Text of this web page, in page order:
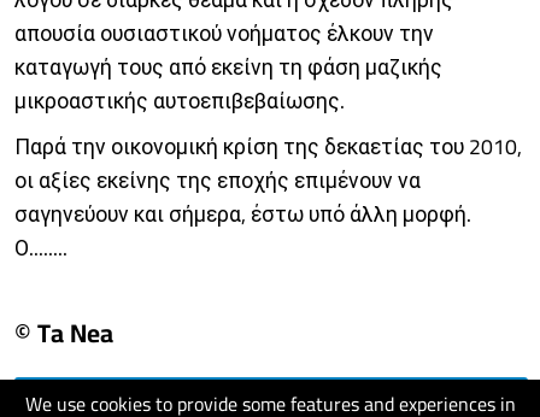
We use cookies to provide some features and experiences in
απουσία ουσιαστικού νοήματος έλκουν την
καταγωγή τους από εκείνη τη φάση μαζικής
μικροαστικής αυτοεπιβεβαίωσης.
Παρά την οικονομική κρίση της δεκαετίας του 2010,
οι αξίες εκείνης της εποχής επιμένουν να
σαγηνεύουν και σήμερα, έστω υπό άλλη μορφή.
Ο........
© Ta Nea